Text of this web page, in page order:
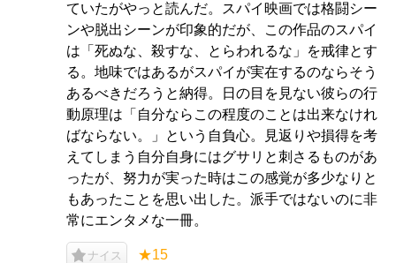
ていたがやっと読んだ。スパイ映画では格闘シー
ンや脱出シーンが印象的だが、この作品のスパイ
は「死ぬな、殺すな、とらわれるな」を戒律とす
る。地味ではあるがスパイが実在するのならそう
あるべきだろうと納得。日の目を見ない彼らの行
動原理は「自分ならこの程度のことは出来なけれ
ばならない。」という自負心。見返りや損得を考
えてしまう自分自身にはグサリと刺さるものがあ
ったが、努力が実った時はこの感覚が多少なりと
もあったことを思い出した。派手ではないのに非
常にエンタメな一冊。
ナイス ★15